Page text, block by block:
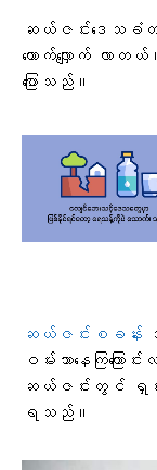
ဆယ်ဇင်းဒေသခံတစ်
တောက်လျှောက် လာ
ပြောသည်။
ဆယ်ဇင်းစခန်း
ဝမ်းသာနေကြကြေ
ဆယ်ဇင်းတွင် ရှမ်
ရသည်။